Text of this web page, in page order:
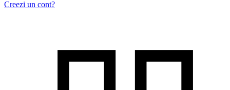
Creezi un cont?